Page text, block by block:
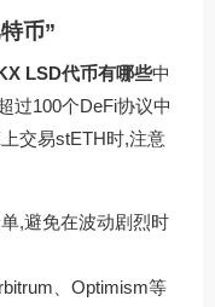
币”
LSD代币有哪些中
过100个DeFi协议中
交易stETH时,注意
,避免在波动剧烈时
、Optimism等